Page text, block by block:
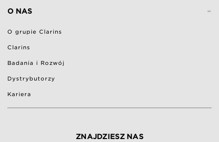
-
O NAS
O grupie Clarins
Clarins
Badania i Rozwój
Dystrybutorzy
Kariera
ZNAJDZIESZ NAS